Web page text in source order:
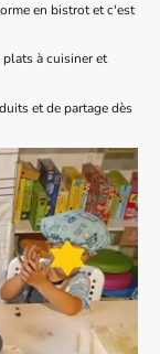
en bistrot et c'est
à cuisiner et
et de partage dès